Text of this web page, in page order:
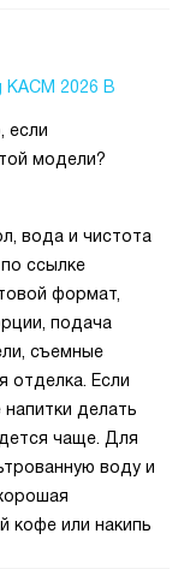
2026 B
если
модели?
вода и чистота
ссылке
формат,
подача
съемные
отделка. Если
делать
чаще. Для
воду и
кофе или накипь